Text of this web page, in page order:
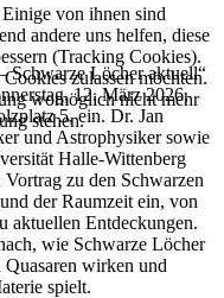
Schwarze Löcher aktuell“
12. März 2026,
5, ein. Dr. Jan
und Astrophysiker sowie
Halle-Wittenberg
zu den Schwarzen
der Raumzeit ein, von
aktuellen Entdeckungen.
wie Schwarze Löcher
wirken und
spielt.
von ihnen sind
andere uns helfen, diese
(Tracking Cookies).
zulassen möchten.
womöglich nicht mehr
stehen.